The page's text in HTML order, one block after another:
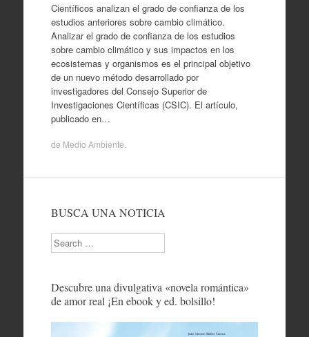
Científicos analizan el grado de confianza de los
estudios anteriores sobre cambio climático.
Analizar el grado de confianza de los estudios
sobre cambio climático y sus impactos en los
ecosistemas y organismos es el principal objetivo
de un nuevo método desarrollado por
investigadores del Consejo Superior de
Investigaciones Científicas (CSIC). El artículo,
publicado en…
de Medio Ambiente
BUSCA UNA NOTICIA
Search
Descubre una divulgativa «novela romántica»
de amor real ¡En ebook y ed. bolsillo!